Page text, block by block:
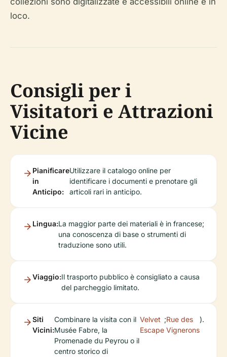
loco.
Consigli per i
Visitatori e Attrazioni
Vicine
Pianificare
in
Anticipo:
Utilizzare il catalogo online per
identificare i documenti e prenotare gli
articoli rari in anticipo.
Lingua:La maggior parte dei materiali è in francese;
una conoscenza di base o strumenti di
traduzione sono utili.
Viaggio:Il trasporto pubblico è consigliato a causa
del parcheggio limitato.
Siti
Vicini:
Combinare la visita con il
Musée Fabre, la
Promenade du Peyrou o il
centro storico di
Velvet
Escape
;Rue des
Vignerons
).